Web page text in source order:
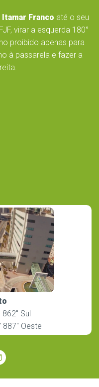
Franco até o seu
virar a esquerda 180°
proibido apenas para
à passarela e fazer a
Sul
887″ Oeste